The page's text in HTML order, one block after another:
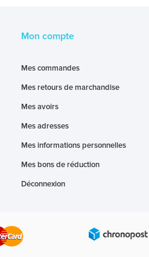
Mon compte
Mes commandes
Mes retours de marchandise
Mes avoirs
Mes adresses
Mes informations personnelles
Mes bons de réduction
Déconnexion